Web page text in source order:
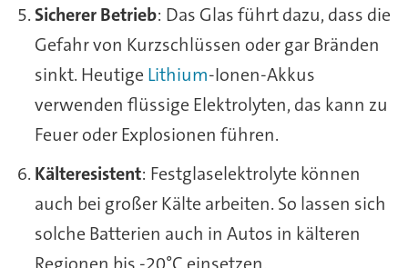
Sicherer Betrieb: Das Glas führt dazu, dass die
Gefahr von Kurzschlüssen oder gar Bränden
sinkt. Heutige Lithium-Ionen-Akkus
verwenden flüssige Elektrolyten, das kann zu
Feuer oder Explosionen führen.
Kälteresistent: Festglaselektrolyte können
auch bei großer Kälte arbeiten. So lassen sich
solche Batterien auch in Autos in kälteren